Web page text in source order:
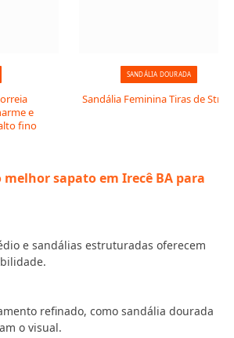
e
fino
SANDÁLIA DOURADA
Sandália Feminina Tiras de
melhor sapato em Irecê BA para
e sandálias estruturadas oferecem
refinado, como sandália dourada
o visual.